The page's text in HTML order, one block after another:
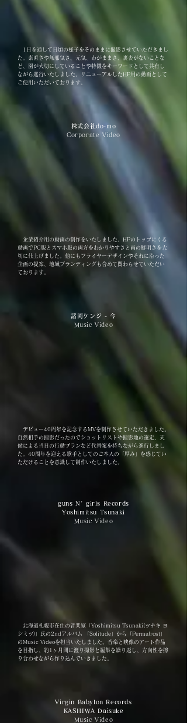
1日を通して日頃の様子をそのままに撮影させていただきまし
た。素直さや無邪気さ、元気、わがままさ、裏表がないことな
ど、園が大切にしていることや特徴をキーワードとして共有し
ながら進行いたしました。リニューアルしたHP用の動画として
ご使用いただいております。
株式会社do-mo
Corporate Video
企業紹介用の動画の制作をいたしました。HPのトップにくる
動画でPC版とスマホ版の両方をわかりやすさと画の鮮明さを大
切に仕上げました。他にもフライヤーデザインやそれに沿った
企画の提案、地域ブランディングも含めて関わらせていただい
ております。
諸岡ケンジ - 今
Music Video
デビュー40周年を記念するMVを制作させていただきました。
自然相手の撮影だったのでショットリストや撮影地の選定、天
候による当日の行動プランなど代替案を持ちながら進行しまし
た。40周年を迎える歌手としてのご本人の「厚み」を感じてい
ただけることを意識して制作いたしました。
guns N' girls Records
Yoshimitsu Tsunaki
Music Video
北海道札幌市在住の音楽家「Yoshimitsu Tsunaki(ツナキ ヨ
シミツ)」氏の2ndアルバム 「Solitude」から「Permafrost」
のMusic Videoを担当いたしました。音楽と映像のアート作品
を目指し、約1ヶ月間に渡り撮影と編集を繰り返し、方向性を擦
り合わせながら作り込んでいきました。
Virgin Babylon Records
KASHIWA Daisuke
Music Video